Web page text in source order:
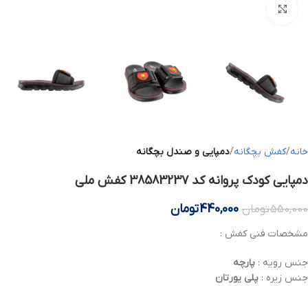
خانه کفش بچگانه دمپایی و صندل بچگانه
دمپایی کودک پروانه کد 38583237 کفش ملی
550,000تومان 440,000تومان
مشخصات فنی کفش :
جنس رویه : پارچه
جنس زیره : پلی یورتان